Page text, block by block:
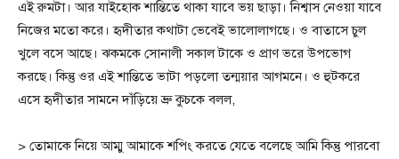
এই রুমটা। আর যাইহোক শান্তিতে থাকা যাবে ভয় ছাড়া। নিশ্বাস নেওয়া যাবে
নিজের মতো করে। হৃদীতার কথাটা ভেবেই ভালোলাগছে। ও বাতাসে চুল
খুলে বসে আছে। ঝকমকে সোনালী সকাল টাকে ও প্রাণ ভরে উপভোগ
করছে। কিন্তু ওর এই শান্তিতে ভাটা পড়লো তন্ময়ার আগমনে। ও হুটকরে
এসে হৃদীতার সামনে দাঁড়িয়ে ভ্রু কুচকে বলল,
> তোমাকে নিয়ে আম্মু আমাকে শপিং করতে যেতে বলেছে আমি কিন্তু পারবো